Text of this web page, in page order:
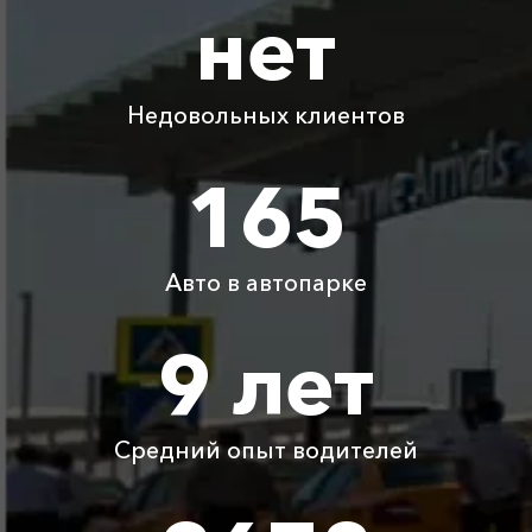
3760 ₽ 7520 ₽
Евпатория ⇆ Парковое
770 ₽ 1540 ₽ 2310 ₽
350 ₽ 400 ₽
Геленджик ⇆ Парковое
Туапсе ⇆ Парковое
3070 ₽ 6140 ₽
Отрадное ⇆ Парковое
400 ₽ 600 ₽
нет
Недовольных клиентов
165
Авто в автопарке
9 лет
Средний опыт водителей